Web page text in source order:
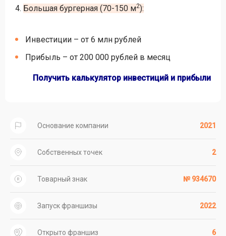
4. Большая бургерная (70-150 м2):
Инвестиции – от 6 млн рублей
Прибыль – от 200 000 рублей в месяц
Получить калькулятор инвестиций и прибыли
Основание компании 2021
Собственных точек 2
Товарный знак № 934670
Запуск франшизы 2022
Открыто франшиз 6